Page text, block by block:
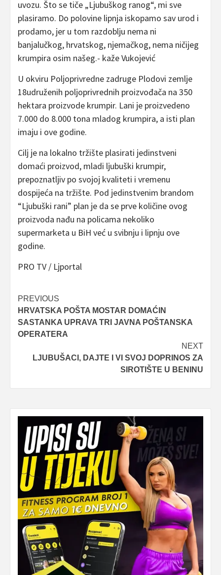
uvozu. Što se tiče „Ljubuškog ranog“, mi sve
plasiramo. Do polovine lipnja iskopamo sav urod i
prodamo, jer u tom razdoblju nema ni
banjalučkog, hrvatskog, njemačkog, nema ničijeg
krumpira osim našeg.- kaže Vukojević
U okviru Poljoprivredne zadruge Plodovi zemlje
18udruženih poljoprivrednih proizvođača na 350
hektara proizvode krumpir. Lani je proizvedeno
7.000 do 8.000 tona mladog krumpira, a isti plan
imaju i ove godine.
Cilj je na lokalno tržište plasirati jedinstveni
domaći proizvod, mladi ljubuški krumpir,
prepoznatljiv po svojoj kvaliteti i vremenu
dospijeća na tržište. Pod jedinstvenim brandom
“Ljubuški rani” plan je da se prve količine ovog
proizvoda nađu na policama nekoliko
supermarketa u BiH već u svibnju i lipnju ove
godine.
PRO TV / Ljportal
Post
navigation
PREVIOUS
HRVATSKA POŠTA MOSTAR DOMAĆIN
SASTANKA UPRAVA TRI JAVNA POŠTANSKA
OPERATERA
NEXT
LJUBUŠACI, DAJTE I VI SVOJ DOPRINOS ZA
SIROTIŠTE U BENINU